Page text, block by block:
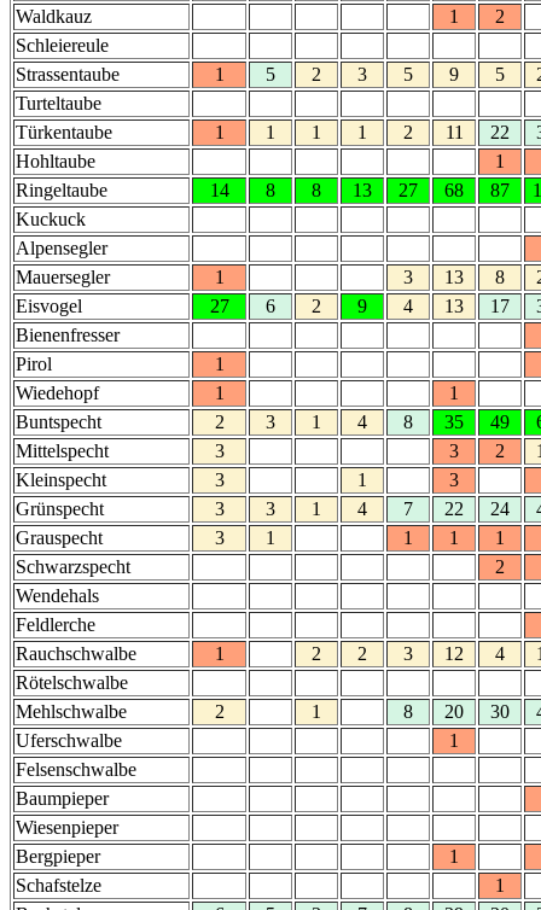
Waldkauz
1
2
Schleiereule
Strassentaube
1 5 2 3 5 9 5
Turteltaube
Türkentaube
1 1 1 1 2 11 22
Hohltaube
1
Ringeltaube
14 8 8 13 27 68 87
Kuckuck
Alpensegler
Mauersegler
1 3 13 8
Eisvogel
27 6 2 9 4 13 17
Bienenfresser
Pirol
1
Wiedehopf
1
1
Buntspecht
2 3 1 4 8 35 49
Mittelspecht
3 3 2
Kleinspecht
3 1
3
Grünspecht
3 3 1 4 7 22 24
Grauspecht
3 1 1 1
1
Schwarzspecht
2
Wendehals
Feldlerche
Rauchschwalbe
1 2 2 3 12 4
Rötelschwalbe
Mehlschwalbe
2 1 8 20 30
Uferschwalbe
1
Felsenschwalbe
Baumpieper
Wiesenpieper
Bergpieper
1
Schafstelze
1